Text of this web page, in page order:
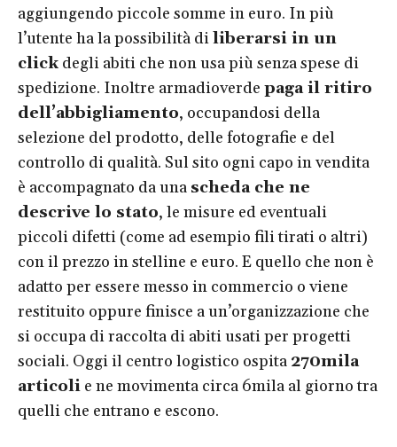
aggiungendo piccole somme in euro. In più
l’utente ha la possibilità diliberarsi in un
click degli abiti che non usa più senza spese di
spedizione. Inoltre armadioverde paga il ritiro
dell’abbigliamento, occupandosi della
selezione del prodotto, delle fotografie e del
controllo di qualità. Sul sito ogni capo in vendita
è accompagnato da una scheda che ne
descrive lo stato, le misure ed eventuali
piccoli difetti (come ad esempio fili tirati o altri)
con il prezzo in stelline e euro. E quello che non è
adatto per essere messo in commercio o viene
restituito oppure finisce a un’organizzazione che
si occupa di raccolta di abiti usati per progetti
sociali. Oggi il centro logistico ospita 270mila
articoli e ne movimenta circa 6mila al giorno tra
quelli che entrano e escono.